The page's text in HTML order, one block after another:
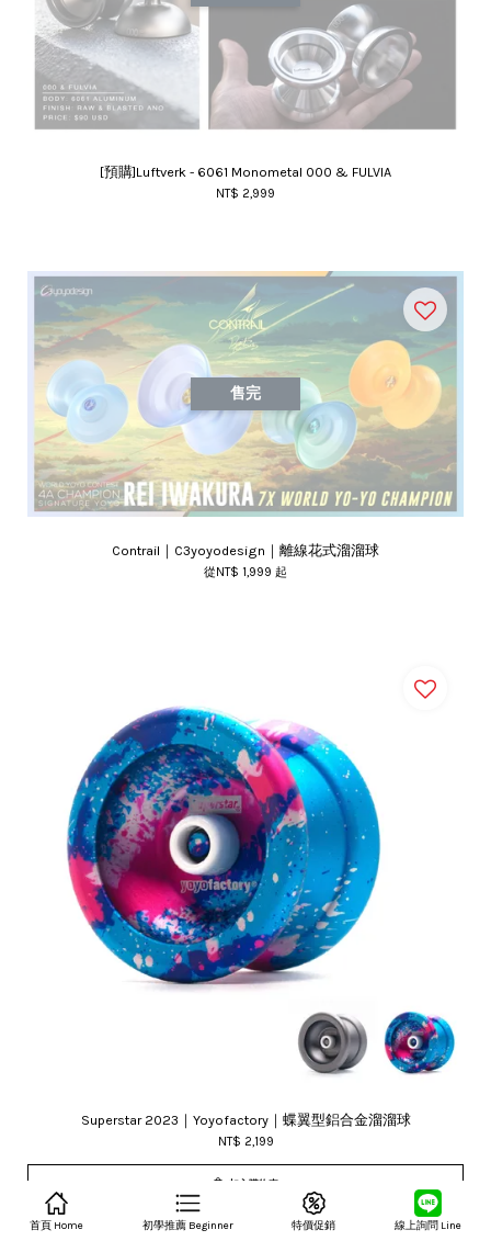
[預購]Luftverk - 6061 Monometal 000 & FULVIA
NT$ 2,999
售完
Contrail｜C3yoyodesign｜離線花式溜溜球
從NT$ 1,999 起
Superstar 2023｜Yoyofactory｜蝶翼型鋁合金溜溜球
NT$ 2,199
加入購物車
首頁 Home 初學推薦 Beginner 特價促銷 線上詢問 Line